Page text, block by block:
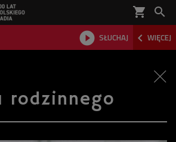
shopping_cart 
 SŁUCHAJ  WIĘCEJ

rodzinnego